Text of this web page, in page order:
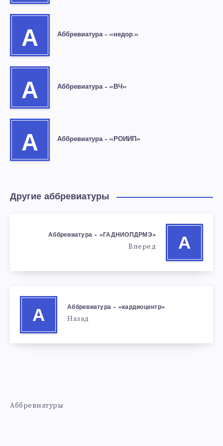
А Аббревиатура – «недор.»
А Аббревиатура – «ВЧ»
А Аббревиатура – «РОИИП»
Другие аббревиатуры
А
Аббревиатура – «ГАДНИОПДРМЭ»
Вперед
А
Аббревиатура – «кардиоцентр»
Назад
Аббревиатуры